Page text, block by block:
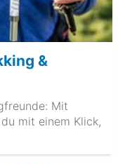
&
Mit
mit einem Klick,